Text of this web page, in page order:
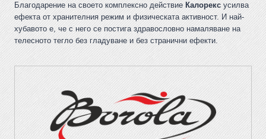
Благодарение на своето комплексно действие Калорекс усилва
ефекта от хранителния режим и физическата активност. И най-
хубавото е, че с него се постига здравословно намаляване на
телесното тегло без гладуване и без странични ефекти.